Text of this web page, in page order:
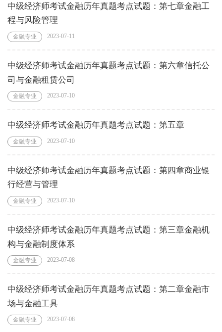
中级经济师考试金融历年真题考点试题：第七章金融工
程与风险管理
金融专业 2023-07-11
中级经济师考试金融历年真题考点试题：第六章信托公
司与金融租赁公司
金融专业 2023-07-10
中级经济师考试金融历年真题考点试题：第五章
金融专业 2023-07-10
中级经济师考试金融历年真题考点试题：第四章商业银
行经营与管理
金融专业 2023-07-10
中级经济师考试金融历年真题考点试题：第三章金融机
构与金融制度体系
金融专业 2023-07-08
中级经济师考试金融历年真题考点试题：第二章金融市
场与金融工具
金融专业 2023-07-08